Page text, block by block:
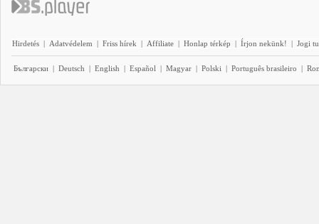
Hirdetés | Adatvédelem | Friss hírek | Affiliate | Honlap térkép | Írjon nekünk! | Jogi
Български | Deutsch | English | Español | Magyar | Polski | Português brasileiro |